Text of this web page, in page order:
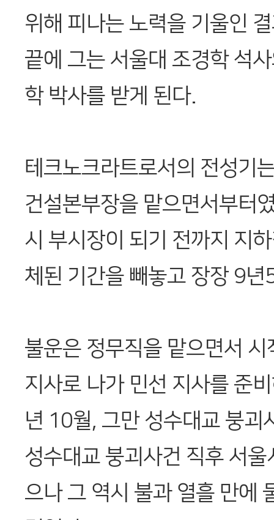
위해 피나는 노력을 기울인
끝에 그는 서울대 조경학 석
학 박사를 받게 된다.
테크노크라트로서의 전성기
건설본부장을 맡으면서부터
시 부시장이 되기 전까지 지
체된 기간을 빼놓고 장장 9년
불운은 정무직을 맡으면서
지사로 나가 민선 지사를 준
년 10월, 그만 성수대교 붕괴
성수대교 붕괴사건 직후 서
으나 그 역시 불과 열흘 만에